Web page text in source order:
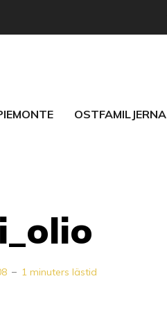
OSTFAMILJERNA
1 minuters lästid